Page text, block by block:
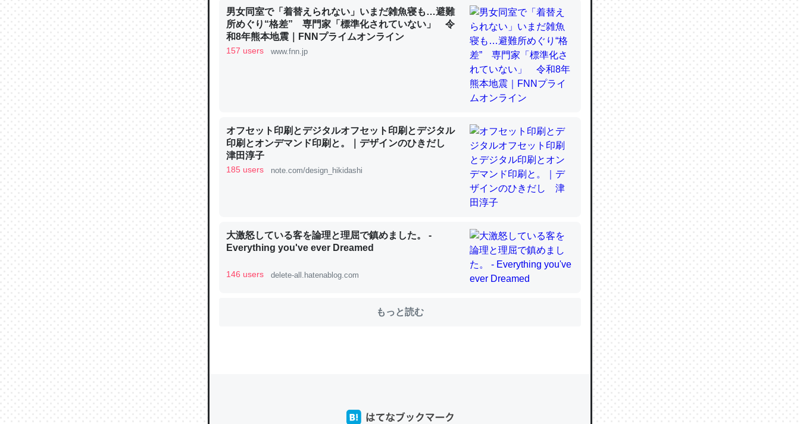
チンを強化してる筈だが、酵素が違うのか？
─ニュース :: 【研究発表】昆虫学の大問題＝「昆虫はなぜ海にいないのか」に関する新仮説
これを元に考えるとカルシウムを大量に使う脊椎動物と貝類は苦労してるんだな…。腹足
─ニュース :: 【研究発表】昆虫学の大問題＝「昆虫はなぜ海にいないのか」に関する新仮説
ウチもEchoを実家に置いて４年。でたまに覗いてる。ぼちぼちRingも置こうかと画策
れ見て生きてるなって分かる。
─たまにLINEするくらいだった遠方の父67歳と僕。ITツール導入でコミュニケーションが劇的に変化し
男女同室で「着替えられない」いまだ雑魚寝も…避難
所めぐり“格差” 専門家「標準化されていない」 令
和8年熊本地震｜FNNプライムオンライン
157 users www.fnn.jp
オフセット印刷とデジタルオフセット印刷とデジタル
印刷とオンデマンド印刷と。｜デザインのひきだし
津田淳子
185 users note.com/design_hikidashi
大激怒している客を論理と理屈で鎮めました。 -
Everything you've ever Dreamed
146 users delete-all.hatenablog.com
もっと読む